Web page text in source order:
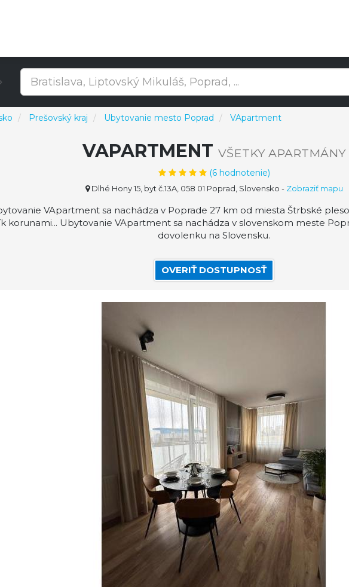
Prešovský kraj Ubytovanie mesto Poprad VApartment
VAPARTMENT VŠETKY APARTMÁNY
(6hodnotenie)
Dlhé Hony 15, byt č.13A, 058 01 Poprad, Slovensko - Zobraziť mapu
VApartment sa nachádza v Poprade 27 km od miesta Štrbské
korunami... Ubytovanie VApartment sa nachádza v slovenskom meste
dovolenku na Slovensku.
OVERIŤ DOSTUPNOSŤ